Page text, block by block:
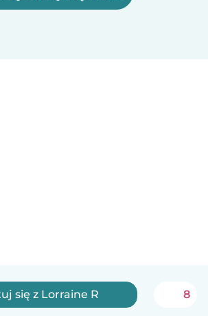
się z Lorraine R 8